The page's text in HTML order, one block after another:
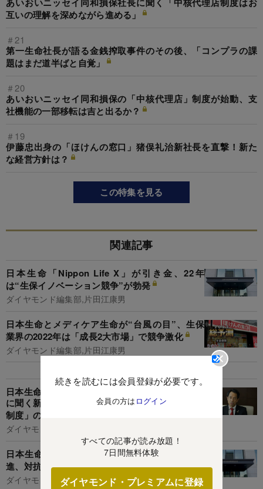
続きを読むには会員登録が必要です。
会員の方は ログイン
すべての記事が読み放題！
7日間無料体験
ダイヤモンド・プレミアムに登録
互いの理解を深めながら進める」
＃21
第一生命社長が語る金銭搾取事件のその後、「コンプラの課
題はまだ道半ばと自覚」
＃20
あいおいニッセイ同和損保の「中核代理店」制度が始動、支
社機能の一部移転は吉と出るか？
＃19
伊藤忠出身の「ほけんの窓口」猪俣礼治新社長を直撃！新た
な経営方針は？
この特集を見る
関連記事
日本生命「Nippon Life X」が引き金、22年
は“生保イノベーション競争”が勃発
ダイヤモンド編集部,片田江康男
日本生命とメディケア生命が“台風の目”、生保
業界の2022年は「成長2大市場」で競争激化
ダイヤモンド編集部,片田江康男
日本生命が営業職員制度改革へ始動、清水博社長
に聞く新制度「ニッセイまごころマイスター認定
制度」の中身
ダイヤモンド編集部
日本生命次期社長へ「大本命候補」が着実に前
進、対抗馬に3人浮上
ダイヤモンド編集部,片田江康男